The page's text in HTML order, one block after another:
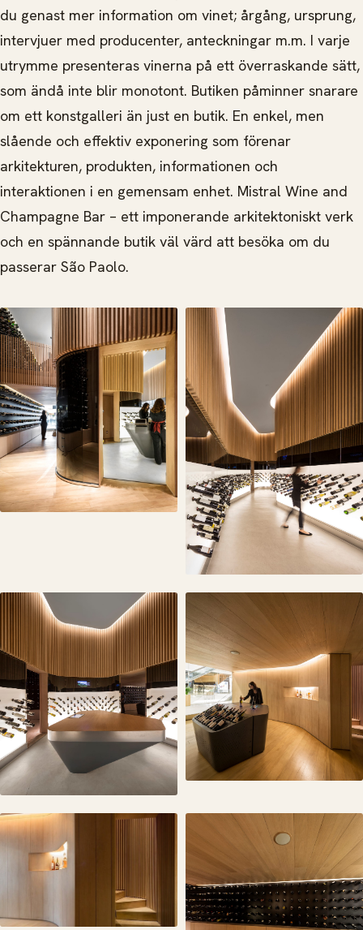
du genast mer information om vinet; årgång, ursprung,
intervjuer med producenter, anteckningar m.m. I varje
utrymme presenteras vinerna på ett överraskande sätt,
som ändå inte blir monotont. Butiken påminner snarare
om ett konstgalleri än just en butik. En enkel, men
slående och effektiv exponering som förenar
arkitekturen, produkten, informationen och
interaktionen i en gemensam enhet. Mistral Wine and
Champagne Bar – ett imponerande arkitektoniskt verk
och en spännande butik väl värd att besöka om du
passerar São Paolo.